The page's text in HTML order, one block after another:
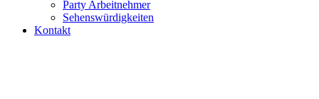
Party Arbeitnehmer
Sehenswürdigkeiten
Kontakt